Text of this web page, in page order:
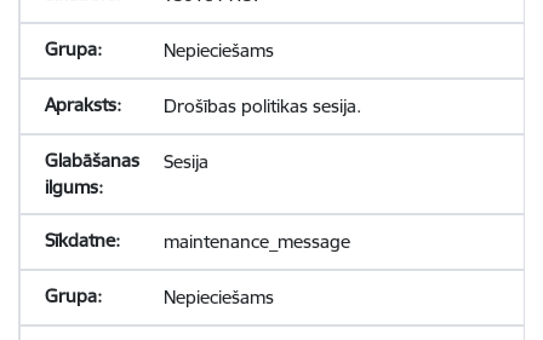
Nepieciešams
Drošības politikas sesija.
Sesija
maintenance_message
Nepieciešams